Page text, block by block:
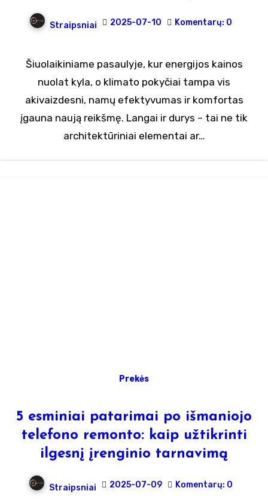
Straipsniai 2025-07-10 Komentarų: 0
Šiuolaikiniame pasaulyje, kur energijos kainos
nuolat kyla, o klimato pokyčiai tampa vis
akivaizdesni, namų efektyvumas ir komfortas
įgauna naują reikšmę. Langai ir durys – tai ne tik
architektūriniai elementai ar…
Prekės
5 esminiai patarimai po išmaniojo
telefono remonto: kaip užtikrinti
ilgesnį įrenginio tarnavimą
Straipsniai 2025-07-09 Komentarų: 0